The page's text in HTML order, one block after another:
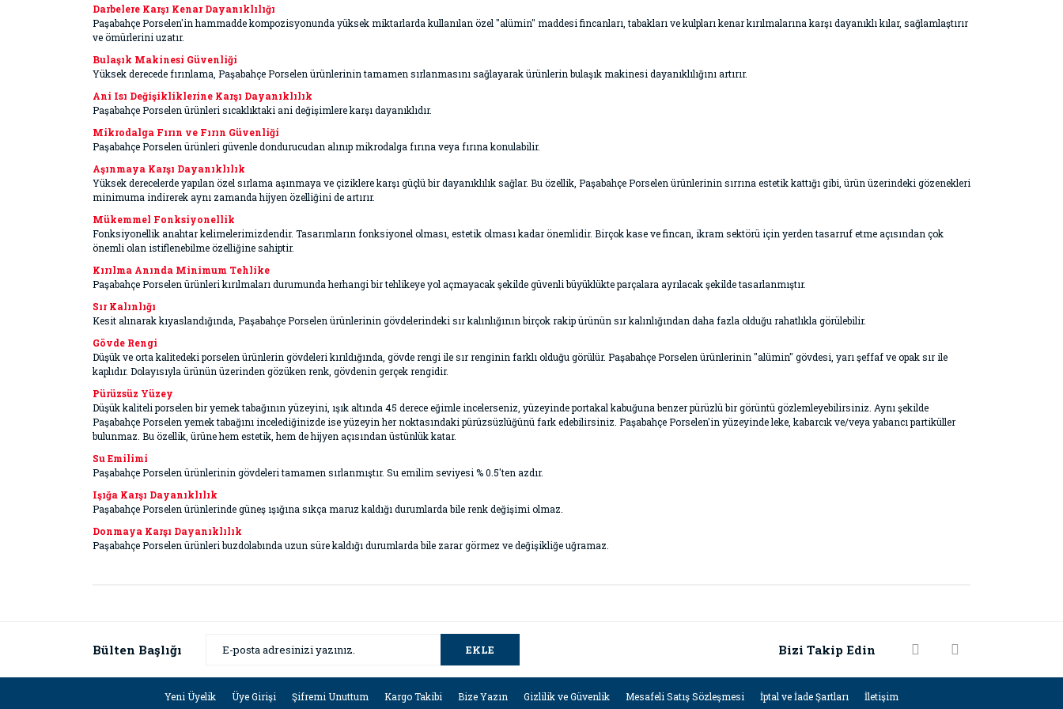
Darbelere Karşı Kenar Dayanıklılığı
Paşabahçe Porselen'in hammadde kompozisyonunda yüksek miktarlarda kullanılan özel "alümin" maddesi fincanları, tabakları ve kulpları kenar kırılmalarına karşı dayanıklı kılar, sağlamlaştırır
ve ömürlerini uzatır.
Bulaşık Makinesi Güvenliği
Yüksek derecede fırınlama, Paşabahçe Porselen ürünlerinin tamamen sırlanmasını sağlayarak ürünlerin bulaşık makinesi dayanıklılığını artırır.
Ani Isı Değişikliklerine Karşı Dayanıklılık
Paşabahçe Porselen ürünleri sıcaklıktaki ani değişimlere karşı dayanıklıdır.
Mikrodalga Fırın ve Fırın Güvenliği
Paşabahçe Porselen ürünleri güvenle dondurucudan alınıp mikrodalga fırına veya fırına konulabilir.
Aşınmaya Karşı Dayanıklılık
Yüksek derecelerde yapılan özel sırlama aşınmaya ve çiziklere karşı güçlü bir dayanıklılık sağlar. Bu özellik, Paşabahçe Porselen ürünlerinin sırrına estetik kattığı gibi, ürün üzerindeki gözenekleri
minimuma indirerek aynı zamanda hijyen özelliğini de artırır.
Mükemmel Fonksiyonellik
Fonksiyonellik anahtar kelimelerimizdendir. Tasarımların fonksiyonel olması, estetik olması kadar önemlidir. Birçok kase ve fincan, ikram sektörü için yerden tasarruf etme açısından çok
önemli olan istiflenebilme özelliğine sahiptir.
Kırılma Anında Minimum Tehlike
Paşabahçe Porselen ürünleri kırılmaları durumunda herhangi bir tehlikeye yol açmayacak şekilde güvenli büyüklükte parçalara ayrılacak şekilde tasarlanmıştır.
Sır Kalınlığı
Kesit alınarak kıyaslandığında, Paşabahçe Porselen ürünlerinin gövdelerindeki sır kalınlığının birçok rakip ürünün sır kalınlığından daha fazla olduğu rahatlıkla görülebilir.
Gövde Rengi
Düşük ve orta kalitedeki porselen ürünlerin gövdeleri kırıldığında, gövde rengi ile sır renginin farklı olduğu görülür. Paşabahçe Porselen ürünlerinin "alümin" gövdesi, yarı şeffaf ve opak sır ile
kaplıdır. Dolayısıyla ürünün üzerinden gözüken renk, gövdenin gerçek rengidir.
Pürüzsüz Yüzey
Düşük kaliteli porselen bir yemek tabağının yüzeyini, ışık altında 45 derece eğimle incelerseniz, yüzeyinde portakal kabuğuna benzer pürüzlü bir görüntü gözlemleyebilirsiniz. Aynı şekilde
Paşabahçe Porselen yemek tabağını incelediğinizde ise yüzeyin her noktasındaki pürüzsüzlüğünü fark edebilirsiniz. Paşabahçe Porselen'in yüzeyinde leke, kabarcık ve/veya yabancı partiküller
bulunmaz. Bu özellik, ürüne hem estetik, hem de hijyen açısından üstünlük katar.
Su Emilimi
Paşabahçe Porselen ürünlerinin gövdeleri tamamen sırlanmıştır. Su emilim seviyesi % 0.5'ten azdır.
Işığa Karşı Dayanıklılık
Paşabahçe Porselen ürünlerinde güneş ışığına sıkça maruz kaldığı durumlarda bile renk değişimi olmaz.
Donmaya Karşı Dayanıklılık
Paşabahçe Porselen ürünleri buzdolabında uzun süre kaldığı durumlarda bile zarar görmez ve değişikliğe uğramaz.
Bülten Başlığı EKLE Bizi Takip Edin
Yeni Üyelik Üye Girişi Şifremi Unuttum Kargo Takibi Bize Yazın Gizlilik ve Güvenlik Mesafeli Satış Sözleşmesi İptal ve İade Şartları İletişim